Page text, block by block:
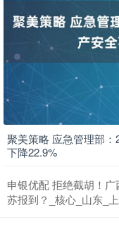
聚美策略 应急管理部
下降22.9%
申银优配 拒绝截胡！
苏报到？_核心_山东_